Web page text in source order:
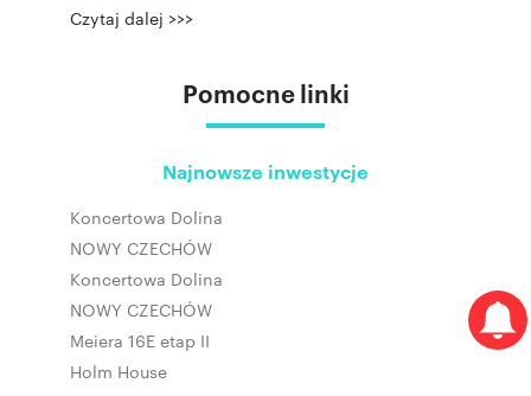
Czytaj dalej >>>
Pomocne linki
Najnowsze inwestycje
Koncertowa Dolina
NOWY CZECHÓW
Koncertowa Dolina
NOWY CZECHÓW
Meiera 16E etap II
Holm House